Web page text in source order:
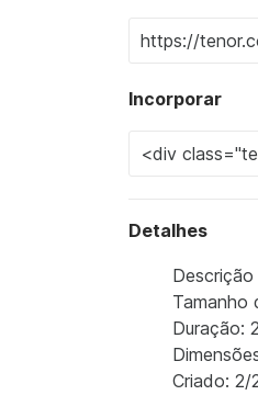
Incorporar
Detalhes
Tamanho
Duração:
Criado: 2/